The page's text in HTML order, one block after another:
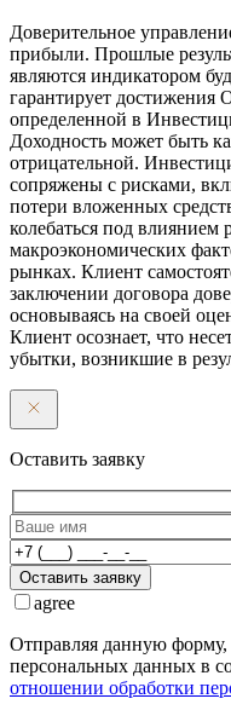
Доверительное
прибыли. Прошлые
являются индикатором
гарантирует достижения
определенной в
Доходность может быть
отрицательной.
сопряжены с рисками,
потери вложенных
колебаться под
макроэкономических
рынках. Клиент
заключении договора
основываясь на своей
Клиент осознает, что
убытки, возникшие в
Оставить заявку
Оставить заявку
agree
Отправляя данную
персональных данных в
отношении обработки